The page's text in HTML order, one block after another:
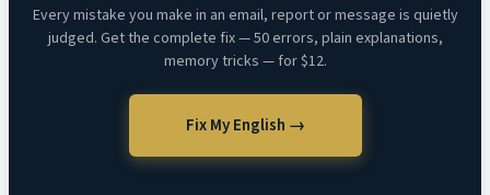
Every mistake you make in an email, report or message is quietly
judged. Get the complete fix — 50 errors, plain explanations,
memory tricks — for $12.
Fix My English →